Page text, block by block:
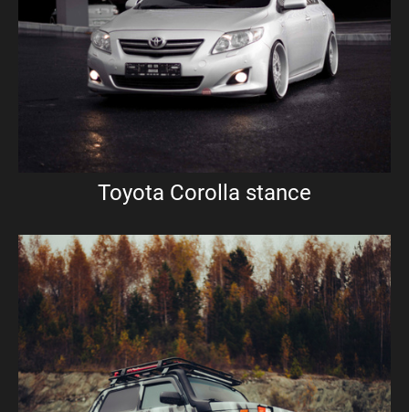
Toyota Corolla stance